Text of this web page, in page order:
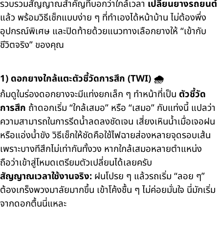
รวบรวมสัญญาณสำคัญที่บอกว่าใกล้เวลา เปลี่ยนยางรถยนต์
แล้ว พร้อมวิธีเช็กแบบง่าย ๆ ที่ทำเองได้หน้าบ้าน ไม่ต้องพึ่ง
อุปกรณ์พิเศษ และปิดท้ายด้วยแนวทางเลือกยางให้ “เข้ากับ
ชีวิตจริง” ของคุณ
1) ดอกยางใกล้แตะตัวชี้วัดการสึก (TWI) 🌧️
ก้มดูในร่องดอกยางจะมีแท่งยกเล็ก ๆ ทำหน้าที่เป็น ตัวชี้วัด
การสึก ถ้าดอกเริ่ม “ใกล้เสมอ” หรือ “เสมอ” กับแท่งนี้ แปลว่า
ความสามารถในการรีดน้ำลดลงชัดเจน เสี่ยงเหินน้ำเมื่อเจอฝน
หรือแอ่งน้ำขัง วิธีเช็กให้ชัดคือใช้ไฟฉายส่องหลายจุดรอบเส้น
เพราะบางทีสึกไม่เท่ากันทั้งวง หากใกล้เสมอหลายตำแหน่ง
ถือว่าเข้าสู่โหมดเตรียมตัวเปลี่ยนได้เลยครับ
สัญญาณเวลาใช้งานจริง: ฝนโปรย ๆ แล้วรถเริ่ม “ลอย ๆ”
ต้องเกร็งพวงมาลัยมากขึ้น เข้าโค้งชื้น ๆ ไม่ค่อยมั่นใจ นี่มักเริ่ม
จากดอกตื้นนี่แหละ